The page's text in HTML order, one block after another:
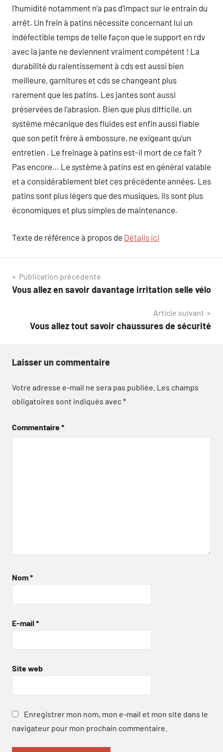
l’humidité notamment n’a pas d’impact sur le entrain du
arrêt. Un frein à patins nécessite concernant lui un
indéfectible temps de telle façon que le support en rdv
avec la jante ne deviennent vraiment compétent ! La
durabilité du ralentissement à cds est aussi bien
meilleure, garnitures et cds se changeant plus
rarement que les patins. Les jantes sont aussi
préservées de l’abrasion. Bien que plus difficile, un
système mécanique des fluides est enfin aussi fiable
que son petit frère à embossure, ne exigeant qu’un
entretien . Le freinage à patins est-il mort de ce fait ?
Pas encore… Le système à patins est en général valable
et a considérablement blet ces précédente années. Les
patins sont plus légers que des musiques, ils sont plus
économiques et plus simples de maintenance.
Texte de référence à propos de Détails ici
Navigation
de
Publication précédente
Vous allez en savoir davantage irritation selle vélo
Article suivant
Vous allez tout savoir chaussures de sécurité
Laisser un commentaire
Votre adresse e-mail ne sera pas publiée. Les champs
obligatoires sont indiqués avec*
Commentaire*
Nom*
E-mail *
Site web
Enregistrer mon nom, mon e-mail et mon site dans le
navigateur pour mon prochain commentaire.